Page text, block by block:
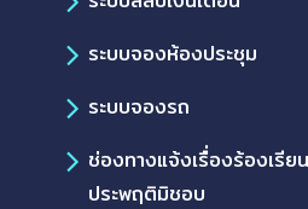
ระบบจองห้องประชุม
ระบบจองรถ
ช่องทางแจ้งเรื่องร้องเรีย
ประพฤติมิชอบ